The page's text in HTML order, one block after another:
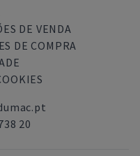
DE VENDA
DE COMPRA
20